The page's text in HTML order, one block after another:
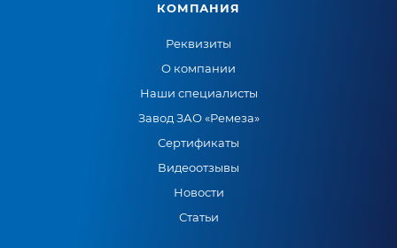
КОМПАНИЯ
Реквизиты
О компании
Наши специалисты
Завод ЗАО «Ремеза»
Сертификаты
Видеоотзывы
Новости
Статьи